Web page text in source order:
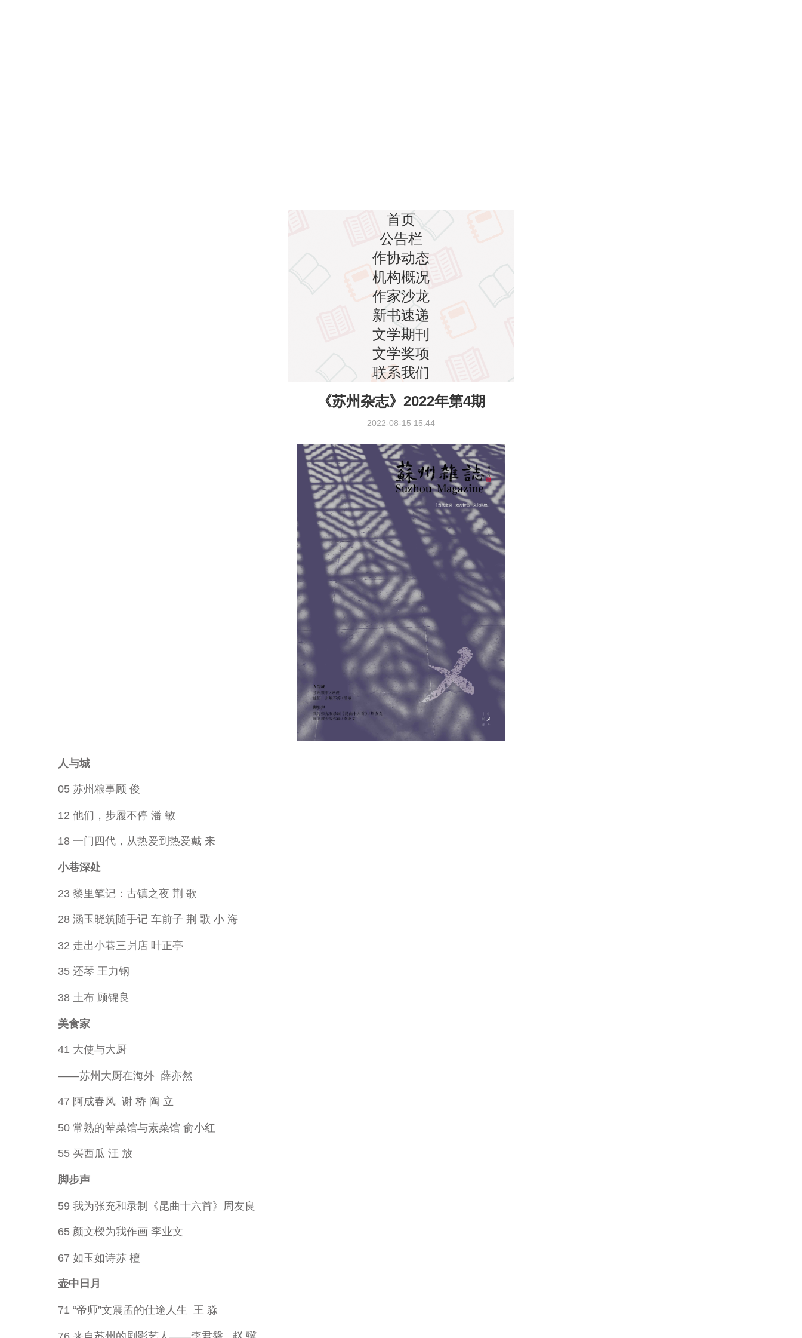
首页
公告栏
作协动态
机构概况
作家沙龙
新书速递
文学期刊
文学奖项
联系我们
《苏州杂志》2022年第4期
2022-08-15 15:44
人与城
05 苏州粮事顾 俊
12 他们，步履不停 潘 敏
18 一门四代，从热爱到热爱戴 来
小巷深处
23 黎里笔记：古镇之夜 荆 歌
28 涵玉晓筑随手记 车前子 荆 歌 小 海
32 走出小巷三爿店 叶正亭
35 还琴 王力钢
38 土布 顾锦良
美食家
41 大使与大厨
——苏州大厨在海外 薛亦然
47 阿成春风 谢 桥 陶 立
50 常熟的荤菜馆与素菜馆 俞小红
55 买西瓜 汪 放
脚步声
59 我为张充和录制《昆曲十六首》周友良
65 颜文樑为我作画 李业文
67 如玉如诗苏 檀
壶中日月
71 “帝师”文震孟的仕途人生 王 淼